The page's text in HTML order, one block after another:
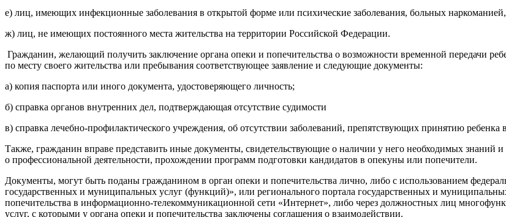
е) лиц, имеющих инфекционные заболевания в открытой форме или психические заболевания, больных
ж) лиц, не имеющих постоянного места жительства на территории Российской Федерации.
Гражданин, желающий получить заключение органа опеки и попечительства о возможности временной передачи
по месту своего жительства или пребывания соответствующее заявление и следующие документы:
а) копия паспорта или иного документа, удостоверяющего личность;
б) справка органов внутренних дел, подтверждающая отсутствие судимости
в) справка лечебно-профилактического учреждения, об отсутствии заболеваний, препятствующих принятию ребенка
Также, гражданин вправе представить иные документы, свидетельствующие о наличии у него необходимых знаний
о профессиональной деятельности, прохождении программ подготовки кандидатов в опекуны или попечители.
Документы, могут быть поданы гражданином в орган опеки и попечительства лично, либо с использованием
государственных и муниципальных услуг (функций)», или регионального портала государственных и
попечительства в информационно-телекоммуникационной сети «Интернет», либо через должностных лиц
услуг, с которыми у органа опеки и попечительства заключены соглашения о взаимодействии.